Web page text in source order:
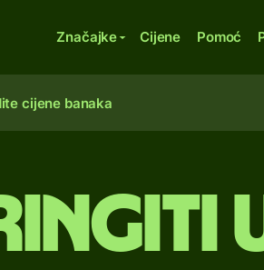
Značajke Cijene Pomoć
cijene banaka